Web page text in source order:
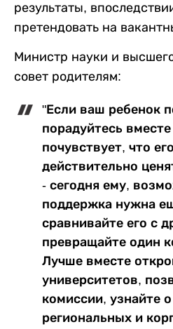
результаты,
претендовать на
Министр науки и
совет родителям:
"Если ваш ребенок
порадуйтесь
почувствует, что
действительно
- сегодня ему,
поддержка нужна
сравнивайте его с
превращайте один
Лучше вместе
университетов,
комиссии, узнайте
региональных и